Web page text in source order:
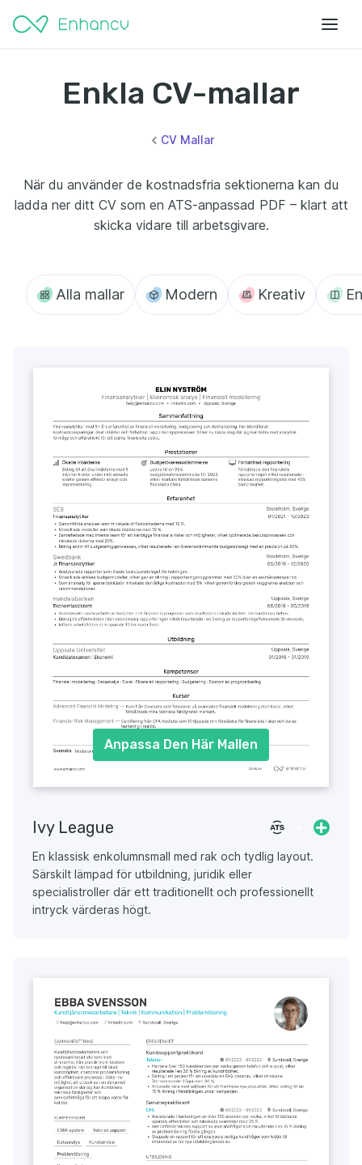
Enkla CV-mallar
CV Mallar
När du använder de kostnadsfria sektionerna kan du
ladda ner ditt CV som en ATS-anpassad PDF – klart att
skicka vidare till arbetsgivare.
Alla mallar Modern Kreativ
Anpassa Den Här Mallen
Ivy League
En klassisk enkolumnsmall med rak och tydlig layout.
Särskilt lämpad för utbildning, juridik eller
specialistroller där ett traditionellt och professionellt
intryck värderas högt.